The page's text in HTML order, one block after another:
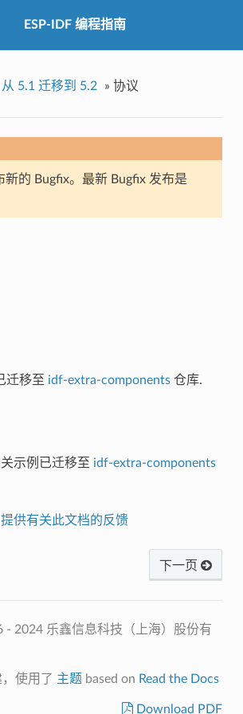
ESP-IDF 编程指南
从 5.1 迁移到 5.2 » 协议
新的 Bugfix。最新 Bugfix 发布是
迁移至 idf-extra-components仓库.
示例已迁移至 idf-extra-components
提供有关此文档的反馈
下一页
- 2024 乐鑫信息科技（上海）股份有
使用了 主题 based on Read the Docs
Download PDF